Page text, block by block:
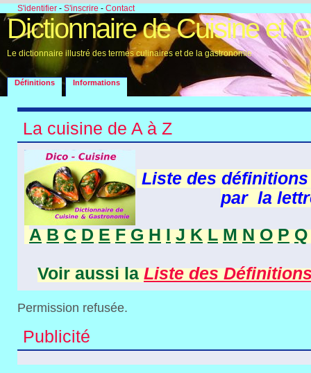
S'identifier - S'inscrire - Contact
Dictionnaire de Cuisine et
Le dictionnaire illustré des termes culinaires et de la gastronomie
Définitions Informations
La cuisine de A à Z
Liste des
par la
A B C D E F G H I J K L M N O P Q
Voir aussi laListe des
Permission refusée.
Publicité